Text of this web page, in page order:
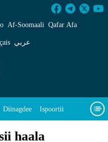
qabatamaa fi
Af‑Soomaali Qafar Afa
عربي
Diinagdee Ispoortii
haala